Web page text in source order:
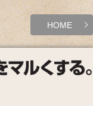
HOME